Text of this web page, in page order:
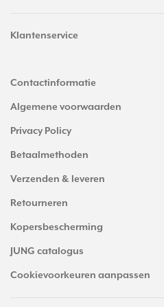
Klantenservice
Contactinformatie
Algemene voorwaarden
Privacy Policy
Betaalmethoden
Verzenden & leveren
Retourneren
Kopersbescherming
JUNG catalogus
Cookievoorkeuren aanpassen